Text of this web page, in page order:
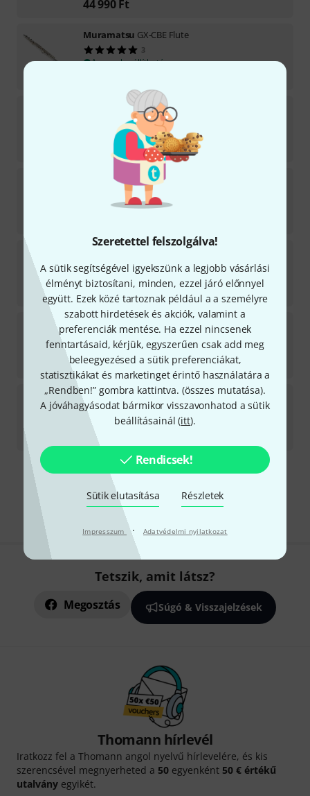
Szeretettel felszolgálva!
A sütik segítségével igyekszünk a legjobb vásárlási
élményt biztosítani, minden, ezzel járó előnnyel
együtt. Ezek közé tartoznak például a a személyre
szabott hirdetések és akciók, valamint a
preferenciák mentése. Ha ezzel nincsenek
fenntartásaid, kérjük, egyszerűen csak add meg
beleegyezésed a sütik preferenciákat,
statisztikákat és marketinget érintő használatára a
„Rendben!” gombra kattintva. (összes mutatása).
A jóváhagyásodat bármikor visszavonhatod a sütik
beállításainál (itt).
Rendicsek!
Sütik elutasítása Részletek
Impresszum · Adatvédelmi nyilatkozat
44 990 Ft
Muramatsu GX-CBE Flute
3
Azonnal szállítható
Muramatsu DS-RCEOH Flute Handmade
1
Azonnal szállítható
Ft
Muramatsu DS-CBEO Flute Handmade
2
Azonnal szállítható
DS-CCEO Flute Handmade
2
Azonnal szállítható
3 508 516 Ft
Muramatsu DS-CCEOH Flute Handmade
Csak hónapok múlva szállítható
3 621 718Ft
Muramatsu DS-CBEOH Flute Handmade
Beszerzés folyamatban
4 225 463
Díjmentes szállítás 79 000 Ft fölött
Minden ár tartalmazza az ÁFÁ-t
Tetszik, amit látsz?
Megosztás Súgó & Visszajelzések
Thomann hírlevél
Iratkozz fel a Thomann angol nyelvű hírlevelére, és kis
szerencsével megnyerheted a 50 egyenként 50 € értékű
utalvány egyikét.